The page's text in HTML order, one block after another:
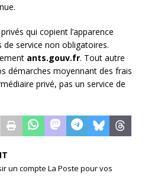
qui copient l’apparence
de service non obligatoires.
ants.gouv.fr. Tout autre
démarches moyennant des frais
privé, pas un service de
un compte La Poste pour vos